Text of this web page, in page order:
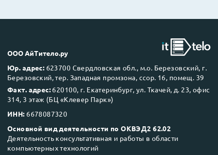
Next Business Day (NBD)
ООО АйТитело.ру
Юр. адрес: 623700 Свердловская обл., м.о. Березовский, г.
Березовский, тер. Западная промзона, ссор. 16, помещ. 39
Факт. адрес: 620100, г. Екатеринбург, ул. Ткачей, д. 23, офис
314, 3 этаж (БЦ «Клевер Парк»)
ИНН: 6678087320
Основной вид деятельности по ОКВЭД2 62.02
Деятельность консультативная и работы в области
компьютерных технологий